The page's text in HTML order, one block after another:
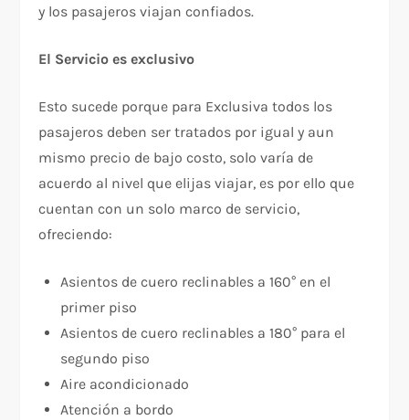
y los pasajeros viajan confiados.
El Servicio es exclusivo
Esto sucede porque para Exclusiva todos los
pasajeros deben ser tratados por igual y aun
mismo precio de bajo costo, solo varía de
acuerdo al nivel que elijas viajar, es por ello que
cuentan con un solo marco de servicio,
ofreciendo:
Asientos de cuero reclinables a 160° en el
primer piso
Asientos de cuero reclinables a 180° para el
segundo piso
Aire acondicionado
Atención a bordo